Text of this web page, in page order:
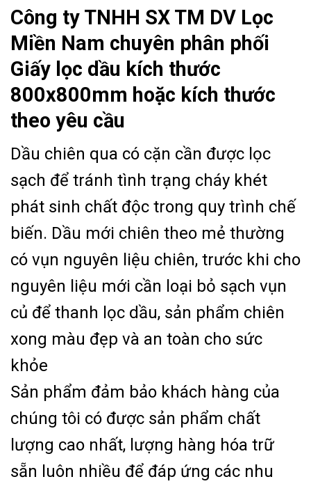
Công ty TNHH SX TM DV Lọc
Miền Nam chuyên phân phối
Giấy lọc dầu kích thước
800x800mm hoặc kích thước
theo yêu cầu
Dầu chiên qua có cặn cần được lọc
sạch để tránh tình trạng cháy khét
phát sinh chất độc trong quy trình chế
biến. Dầu mới chiên theo mẻ thường
có vụn nguyên liệu chiên, trước khi cho
nguyên liệu mới cần loại bỏ sạch vụn
củ để thanh lọc dầu, sản phẩm chiên
xong màu đẹp và an toàn cho sức
khỏe
Sản phẩm đảm bảo khách hàng của
chúng tôi có được sản phẩm chất
lượng cao nhất, lượng hàng hóa trữ
sẵn luôn nhiều để đáp ứng các nhu